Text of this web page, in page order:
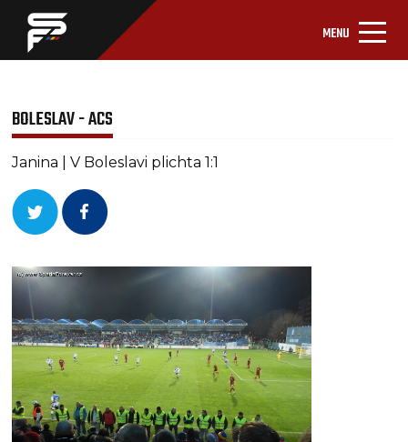
MENU
BOLESLAV - ACS
Janina | V Boleslavi plichta 1:1